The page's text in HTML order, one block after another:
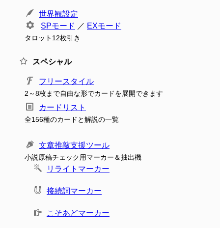
世界観設定
SPモード ／ EXモード
タロット12枚引き
スペシャル
フリースタイル
2～8枚まで自由な形でカードを展開できます
カードリスト
全156種のカードと解説の一覧
文章推敲支援ツール
小説原稿チェック用マーカー＆抽出機
リライトマーカー
接続詞マーカー
こそあどマーカー